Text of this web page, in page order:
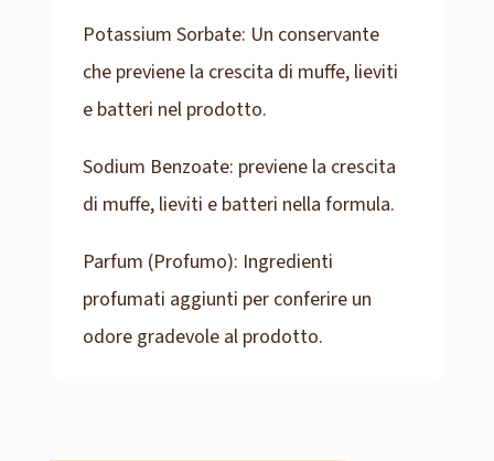
Potassium Sorbate: Un conservante
che previene la crescita di muffe, lieviti
e batteri nel prodotto.
Sodium Benzoate: previene la crescita
di muffe, lieviti e batteri nella formula.
Parfum (Profumo): Ingredienti
profumati aggiunti per conferire un
odore gradevole al prodotto.